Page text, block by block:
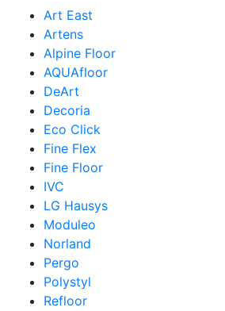
Art East
Artens
Alpine Floor
AQUAfloor
DeArt
Decoria
Eco Click
Fine Flex
Fine Floor
IVC
LG Hausys
Moduleo
Norland
Pergo
Polystyl
Refloor